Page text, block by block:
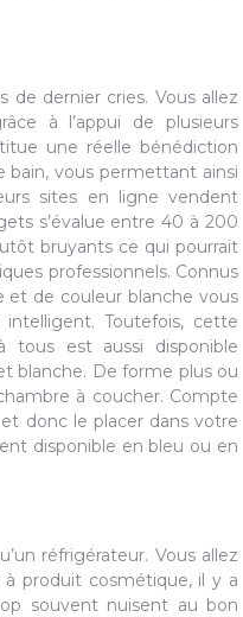
dernier cries. Vous allez
à l’appui de plusieurs
une réelle bénédiction
bain, vous permettant ainsi
sites en ligne vendent
s’évalue entre 40 à 200
bruyants ce qui pourrait
professionnels. Connus
de couleur blanche vous
Toutefois, cette
tous est aussi disponible
blanche. De forme plus ou
à coucher. Compte
donc le placer dans votre
disponible en bleu ou en
réfrigérateur. Vous allez
à produit cosmétique, il y a
souvent nuisent au bon